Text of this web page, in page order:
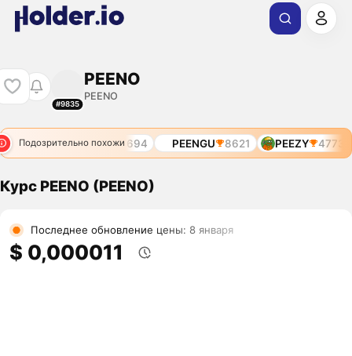
#9835
PEENO
PEENO
Подозрительно похожи
6562 PEEZY 7694 PEENGU 8621 PEEZY 4773
Курс PEENO (PEENO)
Последнее обновление цены: 8 января
$ 0,000011